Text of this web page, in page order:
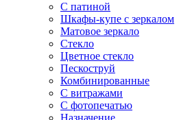
С патиной
Шкафы-купе с зеркалом
Матовое зеркало
Стекло
Цветное стекло
Пескоструй
Комбинированные
С витражами
С фотопечатью
Назначение